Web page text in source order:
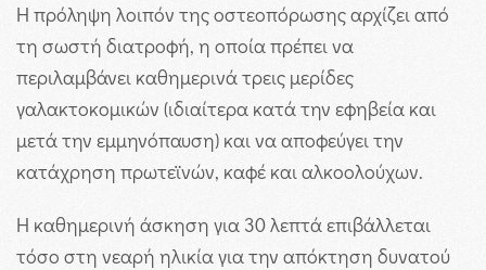
H πρόληψη λοιπόν της οστεοπόρωσης αρχίζει από
τη σωστή διατροφή, η οποία πρέπει να
περιλαμβάνει καθημερινά τρεις μερίδες
γαλακτοκομικών (ιδιαίτερα κατά την εφηβεία και
μετά την εμμηνόπαυση) και να αποφεύγει την
κατάχρηση πρωτεϊνών, καφέ και αλκοολούχων.
Η καθημερινή άσκηση για 30 λεπτά επιβάλλεται
τόσο στη νεαρή ηλικία για την απόκτηση δυνατού